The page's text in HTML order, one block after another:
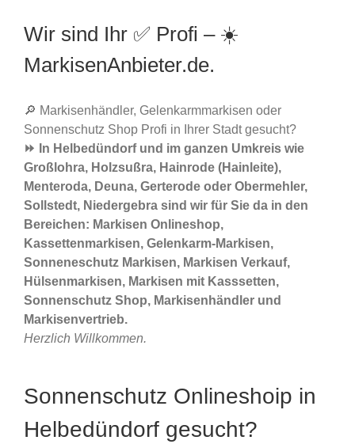
Wir sind Ihr ✅ Profi – ☀️
MarkisenAnbieter.de.
🔎 Markisenhändler, Gelenkarmmarkisen oder
Sonnenschutz Shop Profi in Ihrer Stadt gesucht?
⏩ In Helbedündorf und im ganzen Umkreis wie
Großlohra, Holzsußra, Hainrode (Hainleite),
Menteroda, Deuna, Gerterode oder Obermehler,
Sollstedt, Niedergebra sind wir für Sie da in den
Bereichen: Markisen Onlineshop,
Kassettenmarkisen, Gelenkarm-Markisen,
Sonneneschutz Markisen, Markisen Verkauf,
Hülsenmarkisen, Markisen mit Kasssetten,
Sonnenschutz Shop, Markisenhändler und
Markisenvertrieb.
Herzlich Willkommen.
Sonnenschutz Onlineshoip in
Helbedündorf gesucht?